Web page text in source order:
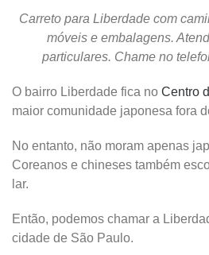
Carreto para Liberdade com
móveis e embalagens.
particulares. Chame no
O bairro Liberdade fica no Centro
maior comunidade japonesa fora
No entanto, não moram apenas
Coreanos e chineses também
lar.
Então, podemos chamar a
cidade de São Paulo.